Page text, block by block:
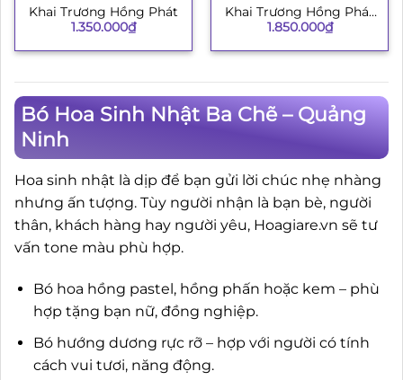
Khai Trương Hồng Phát
1.350.000₫
Khai Trương Hồng Phát
134
1.850.000₫
Bó Hoa Sinh Nhật Ba Chẽ – Quảng
Ninh
Hoa sinh nhật là dịp để bạn gửi lời chúc nhẹ nhàng
nhưng ấn tượng. Tùy người nhận là bạn bè, người
thân, khách hàng hay người yêu, Hoagiare.vn sẽ tư
vấn tone màu phù hợp.
Bó hoa hồng pastel, hồng phấn hoặc kem – phù
hợp tặng bạn nữ, đồng nghiệp.
Bó hướng dương rực rỡ – hợp với người có tính
cách vui tươi, năng động.